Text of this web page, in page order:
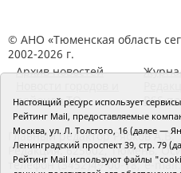
© АНО «Тюменская область
2002-2026 г.
Архив новостей
районов ТО
RSS
Главный редактор Рябков А.В.
Редакция: 625002, Тюмень,
телефон (3452)49-00-18, e-
Настоящий ресурс использует
Рейтинг Mail, предоставляемые
Москва, ул. Л. Толстого, 16 (далее —
Ленинградский проспект 39, стр. 79
Рейтинг Mail используют файлы